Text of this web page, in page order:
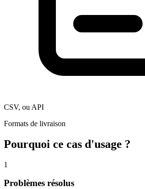
CSV, ou API
Formats de livraison
Pourquoi ce cas d'usage ?
1
Problèmes résolus